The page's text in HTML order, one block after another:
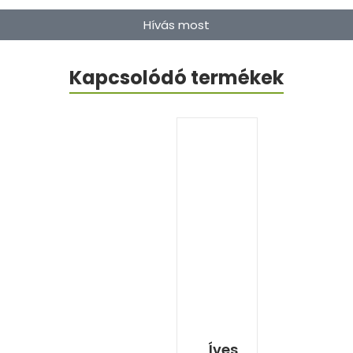
Hívás most
Kapcsolódó termékek